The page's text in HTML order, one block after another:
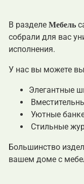
В разделеМебель
собрали для вас
исполнения.
У нас вы можете
Элегантные
Уютные
Стильные
Большинство
вашем доме с